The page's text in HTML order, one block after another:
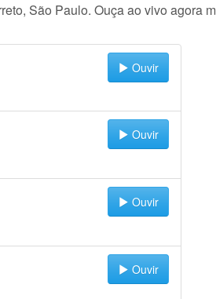
São Paulo. Ouça ao vivo agora
Ouvir
Ouvir
Ouvir
Ouvir